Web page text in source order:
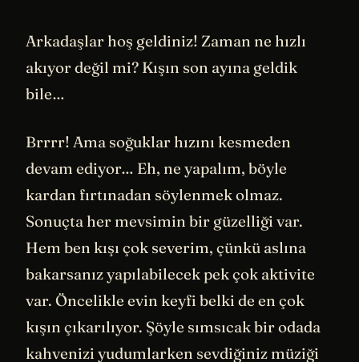
Arkadaşlar hoş geldiniz! Zaman ne hızlı
akıyor değil mi? Kışın son ayına geldik
bile…
Brrrr! Ama soğuklar hızını kesmeden
devam ediyor… Eh, ne yapalım, böyle
kardan fırtınadan söylenmek olmaz.
Sonuçta her mevsimin bir güzelliği var.
Hem ben kışı çok severim, çünkü aslına
bakarsanız yapılabilecek pek çok aktivite
var. Öncelikle evin keyfi belki de en çok
kışın çıkarılıyor. Şöyle sımsıcak bir odada
kahvenizi yudumlarken sevdiğiniz müziği